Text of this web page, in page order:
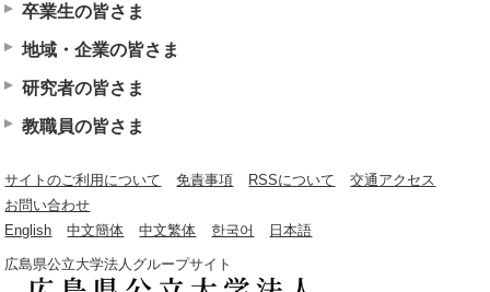
卒業生の皆さま
地域・企業の皆さま
研究者の皆さま
教職員の皆さま
サイトのご利用について 免責事項 RSSについて
交通アクセス
お問い合わせ
English
中文簡体 中文繁体 한국어 日本語
広島県公立大学法人グループサイト